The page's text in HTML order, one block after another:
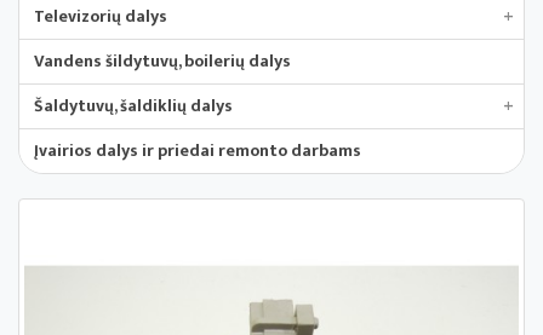
Televizorių dalys
+
Vandens šildytuvų, boilerių dalys
Šaldytuvų, šaldiklių dalys
+
Įvairios dalys ir priedai remonto darbams